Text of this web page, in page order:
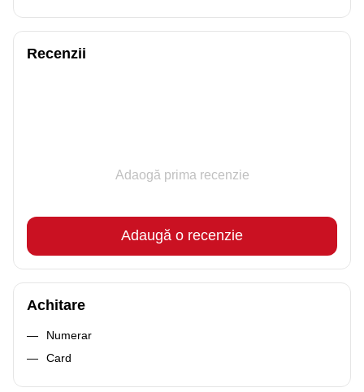
Recenzii
Adaogă prima recenzie
Adaugă o recenzie
Achitare
Numerar
Card